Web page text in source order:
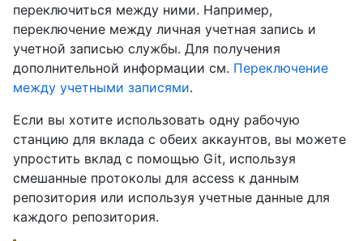
переключиться между ними. Например,
переключение между личная учетная запись и
учетной записью службы. Для получения
дополнительной информации см. Переключение
между учетными записями.
Если вы хотите использовать одну рабочую
станцию для вклада с обеих аккаунтов, вы можете
упростить вклад с помощью Git, используя
смешанные протоколы для access к данным
репозитория или используя учетные данные для
каждого репозитория.